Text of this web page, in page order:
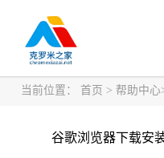
当前位置： 首页 > 帮助中心
谷歌浏览器下载安